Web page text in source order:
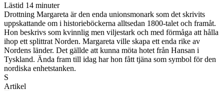
Lästid 14 minuter
Drottning Margareta är den enda unionsmonark som det skrivits
uppskattande om i historieböckerna alltsedan 1800-talet och framåt.
Hon beskrivs som kvinnlig men viljestark och med förmåga att hålla
ihop ett splittrat Norden. Margareta ville skapa ett enda rike av
Nordens länder. Det gällde att kunna möta hotet från Hansan i
Tyskland. Ända fram till idag har hon fått tjäna som symbol för den
nordiska enhetstanken.
S
Artikel